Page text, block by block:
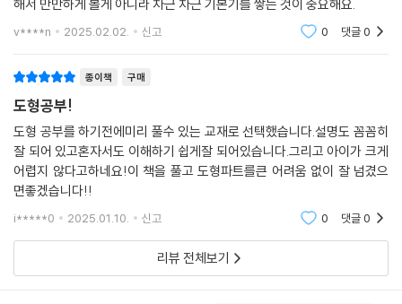
해서 만만하게 볼게 아니라 차근 차근 기본기를 쌓는 것이 중요해요.
v****n 2025.02.02. 신고 0 댓글0
종이책 구매
도형공부!
도형 공부를 하기전에미리 풀수 있는 교재로 선택했습니다.설명도 꼼꼼히
잘 되어 있고혼자서도 이해하기 쉽게잘 되어있습니다.그리고 아이가 크게
어렵지 않다고하네요!이 책을 풀고 도형파트를큰 어려움 없이 잘 넘겼으
면좋겠습니다!!
i*****0 2025.01.10. 신고 0 댓글0
리뷰 전체보기